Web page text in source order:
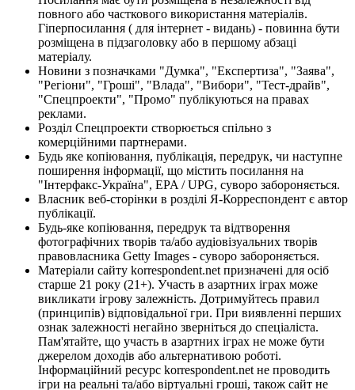
повного або часткового використання матеріалів.
Гіперпосилання ( для інтернет - видань) - повинна бути
розміщена в підзаголовку або в першому абзаці
матеріалу.
Новини з позначками "Думка", "Експертиза", "Заява",
"Регіони", "Гроші", "Влада", "Вибори", "Тест-драйв",
"Спецпроекти", "Промо" публікуються на правах
реклами.
Розділ Спецпроекти створюється спільно з
комерційними партнерами.
Будь яке копіювання, публікація, передрук, чи наступне
поширення інформації, що містить посилання на
"Інтерфакс-Україна", EPA / UPG, суворо забороняється.
Власник веб-сторінки в розділі Я-Корреспондент є автор
публікації.
Будь-яке копіювання, передрук та відтворення
фотографічних творів та/або аудіовізуальних творів
правовласника Getty Images - суворо забороняється.
Матеріали сайту korrespondent.net призначені для осіб
старше 21 року (21+). Участь в азартних іграх може
викликати ігрову залежність. Дотримуйтесь правил
(принципів) відповідальної гри. При виявленні перших
ознак залежності негайно зверніться до спеціаліста.
Пам'ятайте, що участь в азартних іграх не може бути
джерелом доходів або альтернативою роботі.
Інформаційний ресурс korrespondent.net не проводить
ігри на реальні та/або віртуальні гроші, також сайт не